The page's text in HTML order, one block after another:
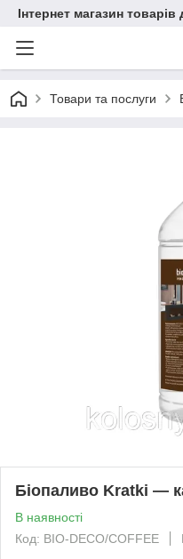
Інтернет магазин
Товари та послуги
Біопаливо Kratki —
В наявності
Код: BIO-DECO/COFFEE